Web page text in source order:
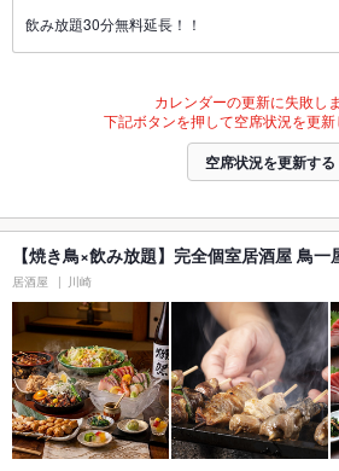
飲み放題30分無料延長！！
カレンダーの更新に失敗しま
下記ボタンを押して空席状況を更新
空席状況を更新する
【焼き鳥×飲み放題】完全個室居酒屋 鳥一
居酒屋 川崎